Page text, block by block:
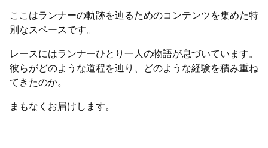
ここはランナーの軌跡を辿るためのコンテンツを集めた特
別なスペースです。
レースにはランナーひとり一人の物語が息づいています。
彼らがどのような道程を辿り、どのような経験を積み重ね
てきたのか。
まもなくお届けします。